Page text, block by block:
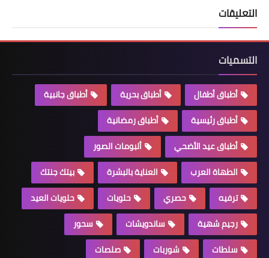
التعليقات
التسميات
أطباق أطفال أطباق بحرية
أطباق جانبية
أطباق رئيسية
أطباق رمضانية
أطباق عيد الأضحي
ألبومات الصور
الطهاة العرب
العناية بالبشرة
بيتك جنتك
ترفيه
حصري حلويات
حلويات العيد
رجيم شهية
ساندويشات
سحور
سلطات
شوربات صلصات